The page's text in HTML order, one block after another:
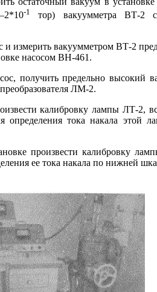
-1
тор) вакуумметра ВТ-2
и измерить вакуумметром ВТ-2
насосом ВН-461.
получить предельно высокий
ЛМ-2.
калибровку лампы ЛТ-2,
определения тока накала этой
произвести калибровку
ее тока накала по нижней